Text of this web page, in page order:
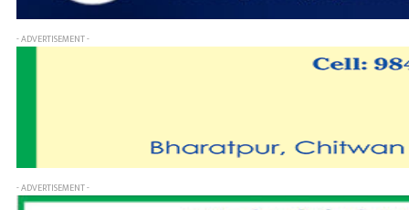
- ADVERTISEMENT -
- ADVERTISEMENT -